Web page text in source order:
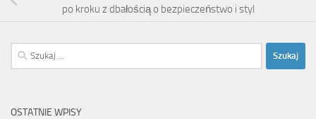
po kroku z dbałością o bezpieczeństwo i styl
Szukaj:
OSTATNIE WPISY